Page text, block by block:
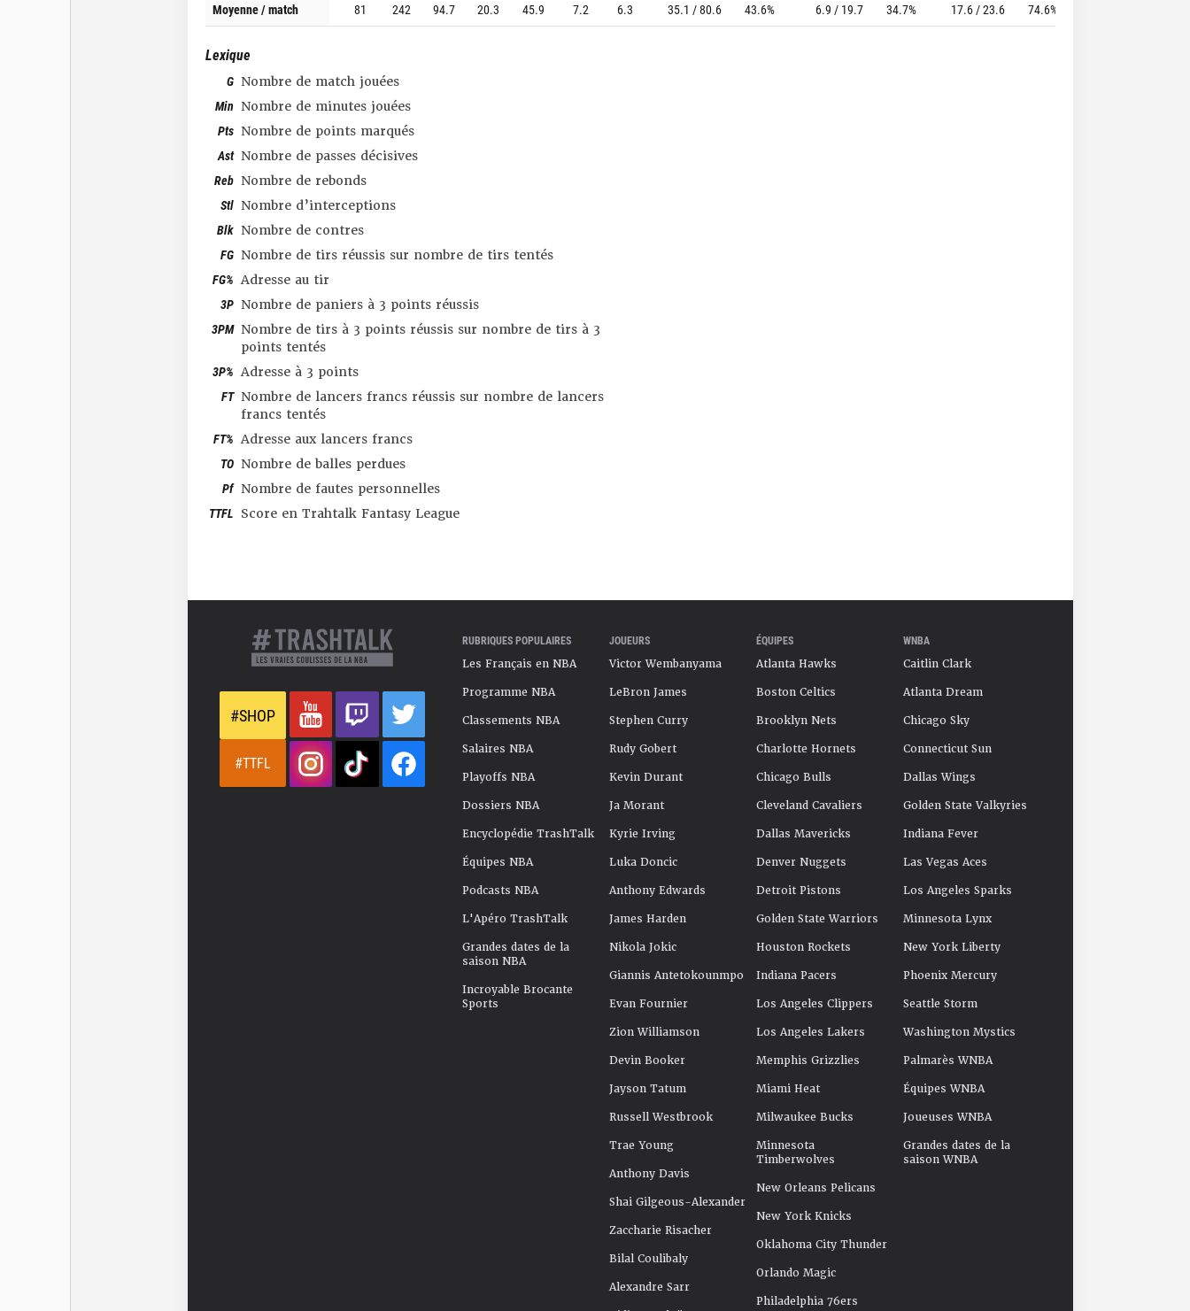
Moyenne / match
81 242 94.7 20.3 45.9 7.2 6.3 35.1 / 80.6 43.6% 6.9 / 19.7 34.7% 17.6 / 23.6 74.6%
Lexique
G Nombre de match jouées
Min Nombre de minutes jouées
Pts Nombre de points marqués
Ast Nombre de passes décisives
Reb Nombre de rebonds
Stl Nombre d’interceptions
Blk Nombre de contres
FG Nombre de tirs réussis sur nombre de tirs tentés
FG% Adresse au tir
3P Nombre de paniers à 3 points réussis
3PM Nombre de tirs à 3 points réussis sur nombre de tirs à 3
points tentés
3P% Adresse à 3 points
FT Nombre de lancers francs réussis sur nombre de lancers
francs tentés
FT% Adresse aux lancers francs
TO Nombre de balles perdues
Pf Nombre de fautes personnelles
TTFL Score en Trahtalk Fantasy League
#SHOP
#TTFL
RUBRIQUES POPULAIRES
Les Français en NBA
Programme NBA
Classements NBA
Salaires NBA
Playoffs NBA
Dossiers NBA
Encyclopédie TrashTalk
Équipes NBA
Podcasts NBA
L'Apéro TrashTalk
Grandes dates de la
saison NBA
Incroyable Brocante
Sports
JOUEURS
Victor Wembanyama
LeBron James
Stephen Curry
Rudy Gobert
Kevin Durant
Ja Morant
Kyrie Irving
Luka Doncic
Anthony Edwards
James Harden
Nikola Jokic
Giannis Antetokounmpo
Evan Fournier
Zion Williamson
Devin Booker
Jayson Tatum
Russell Westbrook
Trae Young
Anthony Davis
Shai Gilgeous-Alexander
Zaccharie Risacher
Bilal Coulibaly
Alexandre Sarr
ÉQUIPES
Atlanta Hawks
Boston Celtics
Brooklyn Nets
Charlotte Hornets
Chicago Bulls
Cleveland Cavaliers
Dallas Mavericks
Denver Nuggets
Detroit Pistons
Golden State Warriors
Houston Rockets
Indiana Pacers
Los Angeles Clippers
Los Angeles Lakers
Memphis Grizzlies
Miami Heat
Milwaukee Bucks
Minnesota
Timberwolves
New Orleans Pelicans
New York Knicks
Oklahoma City Thunder
Orlando Magic
Philadelphia 76ers
WNBA
Caitlin Clark
Atlanta Dream
Chicago Sky
Connecticut Sun
Dallas Wings
Golden State Valkyries
Indiana Fever
Las Vegas Aces
Los Angeles Sparks
Minnesota Lynx
New York Liberty
Phoenix Mercury
Seattle Storm
Washington Mystics
Palmarès WNBA
Équipes WNBA
Joueuses WNBA
Grandes dates de la
saison WNBA